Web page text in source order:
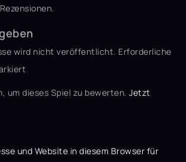
wird nicht veröffentlicht. Erforderliche
um dieses Spiel zu bewerten. Jetzt
und Website in diesem Browser für